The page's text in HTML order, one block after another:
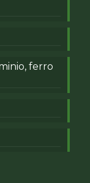
ferro